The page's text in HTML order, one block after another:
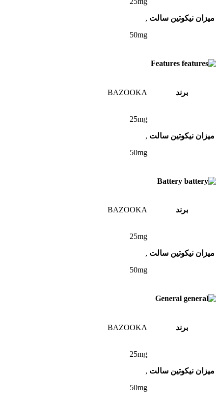
میزان نیکوتین سالت ,
50mg
Features
برند BAZOOKA
میزان نیکوتین سالت
25mg
,
50mg
Battery
برند BAZOOKA
میزان نیکوتین سالت
25mg
,
50mg
General
برند BAZOOKA
میزان نیکوتین سالت
25mg
,
50mg